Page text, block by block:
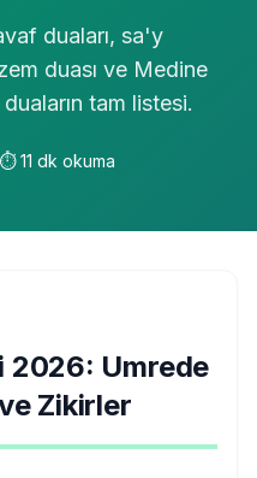
duaları, sa'y
duası ve Medine
tam listesi.
⏱️11 dk okuma
2026: Umrede
Zikirler